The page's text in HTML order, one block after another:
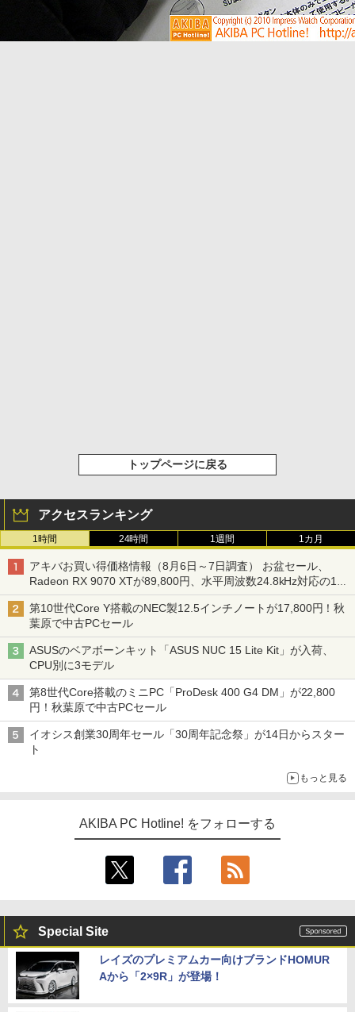
トップページに戻る
アクセスランキング
1時間 24時間 1週間 1カ月
アキバお買い得価格情報（8月6日～7日調査） お盆セール、
Radeon RX 9070 XTが89,800円、水平周波数24.8kHz対応の17
型モニターが9,801円、暑さ指数連動セール ほか
第10世代Core Y搭載のNEC製12.5インチノートが17,800円！秋
葉原で中古PCセール
ASUSのベアボーンキット「ASUS NUC 15 Lite Kit」が入荷、
CPU別に3モデル
第8世代Core搭載のミニPC「ProDesk 400 G4 DM」が22,800
円！秋葉原で中古PCセール
イオシス創業30周年セール「30周年記念祭」が14日からスター
ト
もっと見る
AKIBA PC Hotline! をフォローする
Special Site
レイズのプレミアムカー向けブランドHOMUR
Aから「2×9R」が登場！